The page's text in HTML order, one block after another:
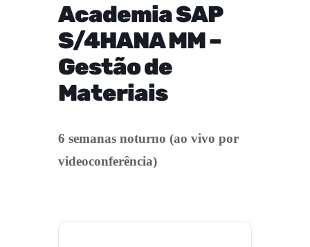
Academia SAP
S/4HANA MM –
Gestão de
Materiais
6 semanas noturno (ao vivo por
videoconferência)